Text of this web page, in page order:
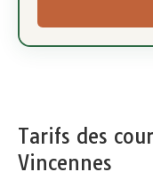
Tarifs des
Vincennes